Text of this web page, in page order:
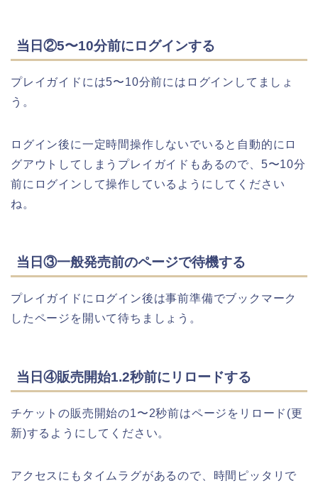
当日②5〜10分前にログインする
プレイガイドには5〜10分前にはログインしてましょ
う。
ログイン後に一定時間操作しないでいると自動的にロ
グアウトしてしまうプレイガイドもあるので、5〜10分
前にログインして操作しているようにしてください
ね。
当日③一般発売前のページで待機する
プレイガイドにログイン後は事前準備でブックマーク
したページを開いて待ちましょう。
当日④販売開始1.2秒前にリロードする
チケットの販売開始の1〜2秒前はページをリロード(更
新)するようにしてください。
アクセスにもタイムラグがあるので、時間ピッタリで